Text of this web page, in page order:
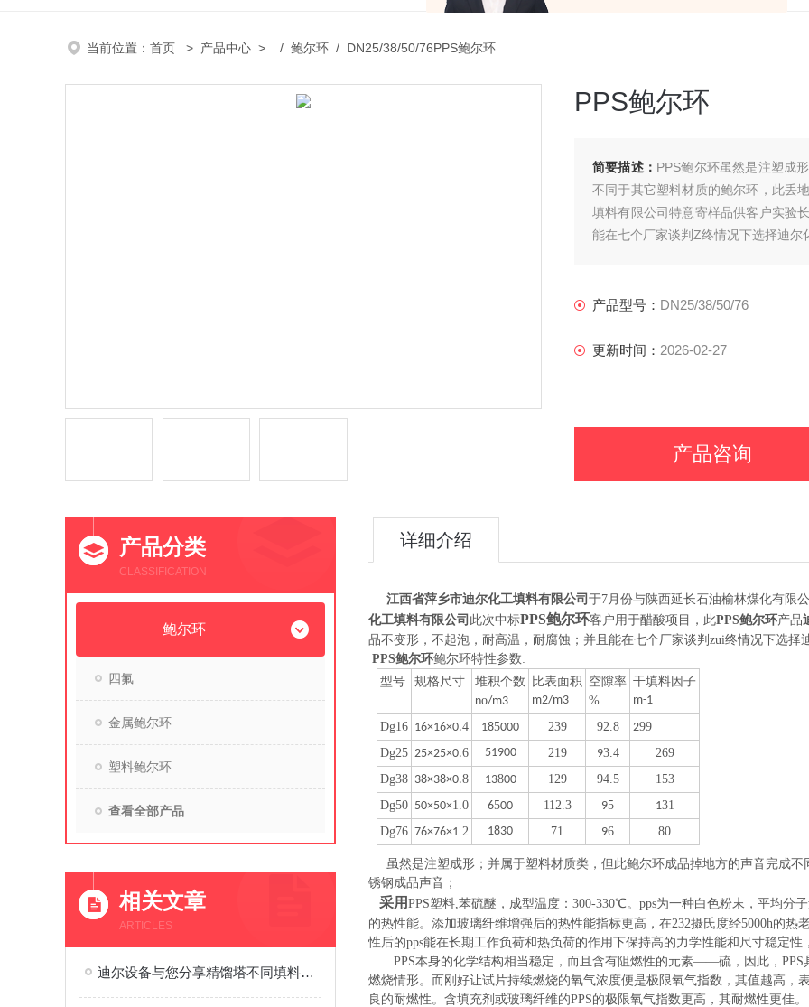
当前位置： 首页 > 产品中心 > / 鲍尔环 / DN25/38/50/76PPS鲍尔环
PPS鲍尔环
简要描述： PPS鲍尔环虽然是注塑成
不同于其它塑料材质的鲍尔环，此丢
填料有限公司特意寄样品供客户实验
能在七个厂家谈判Z终情况下选择迪尔
产品型号： DN25/38/50/76
更新时间： 2026-02-27
产品咨询
产品分类
CLASSIFICATION
鲍尔环
四氟
金属鲍尔环
塑料鲍尔环
查看全部产品
相关文章
ARTICLES
迪尔设备与您分享精馏塔不同填料的作用
详细介绍
江西省萍乡市迪尔化工填料有限公司 于7月份与陕西延长石油榆林煤化有限
化工填料有限公司 此次中标PPS鲍尔环客户用于醋酸项目 ，此PPS鲍尔环产品
品不变形，不起泡，耐高温，耐腐蚀； 并且能在七个厂家谈判zui终情况下选择
PPS鲍尔环鲍尔环特性参数:
型号
规格尺寸
堆积个数
no/m3
比表面积
m2/m3
空隙率
%
干填料因子
m-1
Dg16 16×16×0.4 185000 239 92.8 299
Dg25 25×25×0.6 51900 219 93.4
269
Dg38 38×38×0.8 13800 129 94.5
153
Dg50 50×50×1.0 6500 112.3 95 131
Dg76 76×76×1.2 1830 71 96 80
虽然是注塑成形；并属于塑料材质类，但此鲍尔环成品掉地方的声音完成
锈钢成品声音；
采用 PPS塑料,苯硫醚，成型温度：300-330℃。pps为一种白色粉末，平均分
的热性能。添加玻璃纤维增强后的热性能指标更高，在232摄氏度经5000h的
性后的pps能在长期工作负荷和热负荷的作用下保持高的力学性能和尺寸稳定
PPS本身的化学结构相当稳定，而且含有阻燃性的元素——硫，因此，PPS
燃烧情形。而刚好让试片持续燃烧的氧气浓度便是极限氧气指数，其值越高，
良的耐燃性。含填充剂或玻璃纤维的PPS的极限氧气指数更高，其耐燃性更佳。